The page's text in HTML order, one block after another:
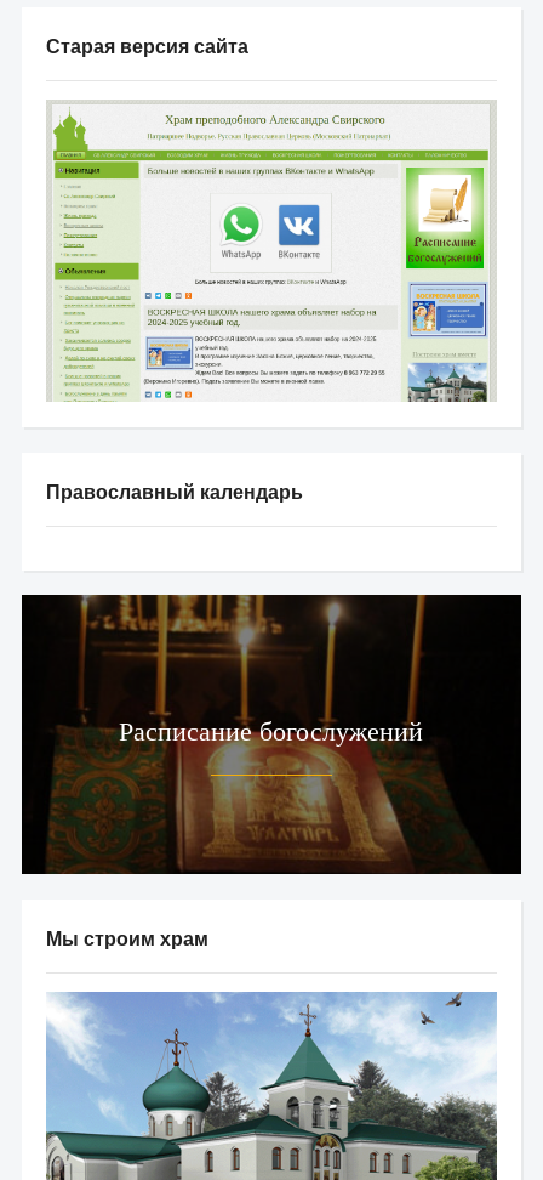
Старая версия сайта
Православный календарь
Расписание богослужений
Мы строим храм